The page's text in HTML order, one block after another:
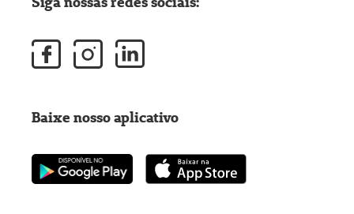
Baixe nosso aplicativo